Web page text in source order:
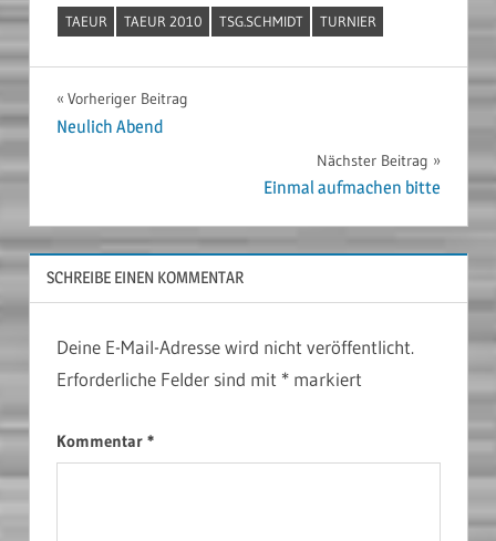
TAEUR TAEUR 2010 TSG.SCHMIDT TURNIER
Beitragsnavigation
Vorheriger Beitrag
Neulich Abend
Nächster Beitrag
Einmal aufmachen bitte
SCHREIBE EINEN KOMMENTAR
Deine E-Mail-Adresse wird nicht veröffentlicht.
Erforderliche Felder sind mit *markiert
Kommentar *